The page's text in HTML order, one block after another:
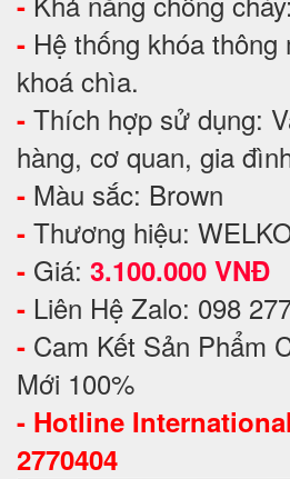
- Hệ thống khóa
khoá chìa.
- Thích hợp sử dụng:
hàng, cơ quan, gia
- Màu sắc: Brown
- Thương hiệu:
- Giá: 3.100.000 VNĐ
- Liên Hệ Zalo: 098
- Cam Kết Sản Phẩm
Mới 100%
- Hotline
2770404